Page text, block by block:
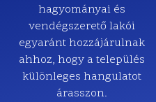
hagyományai és
vendégszerető lakói
egyaránt hozzájárulnak
ahhoz, hogy a település
különleges hangulatot
árasszon.